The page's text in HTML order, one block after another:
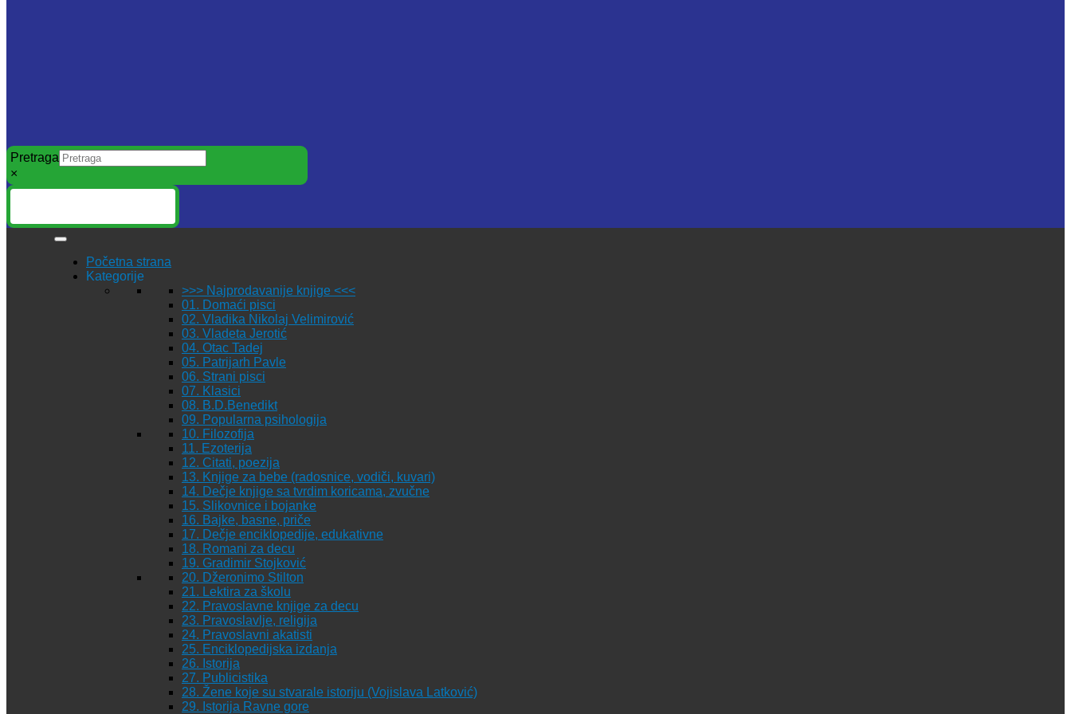
Pretraga
×
Početna strana
Kategorije
>>> Najprodavanije knjige <<<
01. Domaći pisci
02. Vladika Nikolaj Velimirović
03. Vladeta Jerotić
04. Otac Tadej
05. Patrijarh Pavle
06. Strani pisci
07. Klasici
08. B.D.Benedikt
09. Popularna psihologija
10. Filozofija
11. Ezoterija
12. Citati, poezija
13. Knjige za bebe (radosnice, vodiči, kuvari)
14. Dečje knjige sa tvrdim koricama, zvučne
15. Slikovnice i bojanke
16. Bajke, basne, priče
17. Dečje enciklopedije, edukativne
18. Romani za decu
19. Gradimir Stojković
20. Džeronimo Stilton
21. Lektira za školu
22. Pravoslavne knjige za decu
23. Pravoslavlje, religija
24. Pravoslavni akatisti
25. Enciklopedijska izdanja
26. Istorija
27. Publicistika
28. Žene koje su stvarale istoriju (Vojislava Latković)
29. Istorija Ravne gore